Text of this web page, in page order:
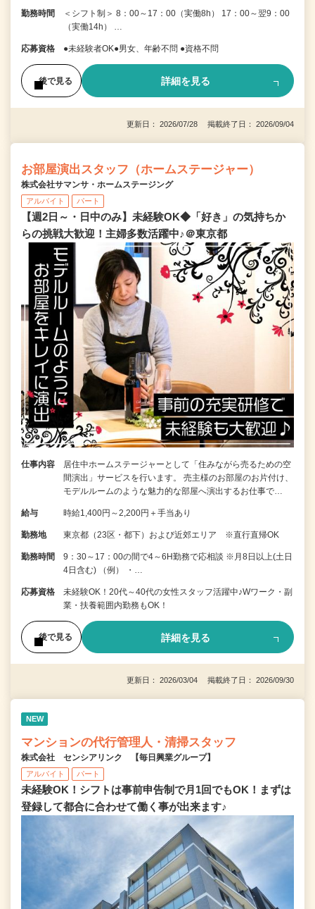
勤務時間
＜シフト制＞ 8：00～17：00（実働8h） 17：00～翌9：00
（実働14h） …
応募資格 ●未経験者OK●男女、年齢不問 ●資格不問
後で見る 詳細を見る
更新日： 2026/07/28 掲載終了日： 2026/09/04
お部屋演出スタッフ（ホームステージャー）
株式会社サマンサ・ホームステージング
アルバイト パート
【週2日～・日中のみ】未経験OK◆「好き」の気持ちか
らの挑戦大歓迎！主婦多数活躍中♪＠東京都
仕事内容
居住中ホームステージャーとして「住みながら売るための空
間演出」サービスを行います。 売主様のお部屋のお片付け、
モデルルームのような魅力的な部屋へ演出するお仕事で…
給与 時給1,400円～2,200円＋手当あり
勤務地 東京都（23区・都下）および近郊エリア ※直行直帰OK
勤務時間
9：30～17：00の間で4～6H勤務で応相談 ※月8日以上(土日
4日含む) （例） ・…
応募資格
未経験OK！20代～40代の女性スタッフ活躍中♪Wワーク・副
業・扶養範囲内勤務もOK！
後で見る 詳細を見る
更新日： 2026/03/04 掲載終了日： 2026/09/30
NEW
マンションの代行管理人・清掃スタッフ
株式会社 センシアリンク 【毎日興業グループ】
アルバイト パート
未経験OK！シフトは事前申告制で月1回でもOK！まずは
登録して都合に合わせて働く事が出来ます♪